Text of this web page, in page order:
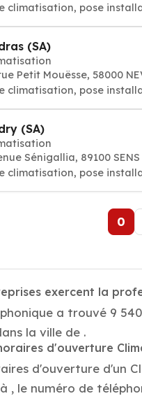
climatisation, pose
(SA)
Petit Mouësse, 58000
climatisation, pose
(SA)
Sénigallia, 89100 SENS
climatisation, pose
0
exercent la
a trouvé 9
la ville de .
d'ouverture
d'ouverture d'un
, le numéro de